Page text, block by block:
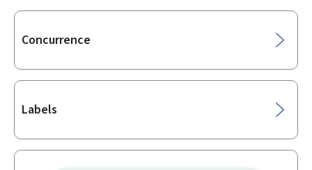
Concurrence
Labels